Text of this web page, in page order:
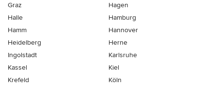
Graz
Hagen
Halle
Hamburg
Hamm
Hannover
Heidelberg
Herne
Ingolstadt
Karlsruhe
Kassel
Kiel
Krefeld
Köln